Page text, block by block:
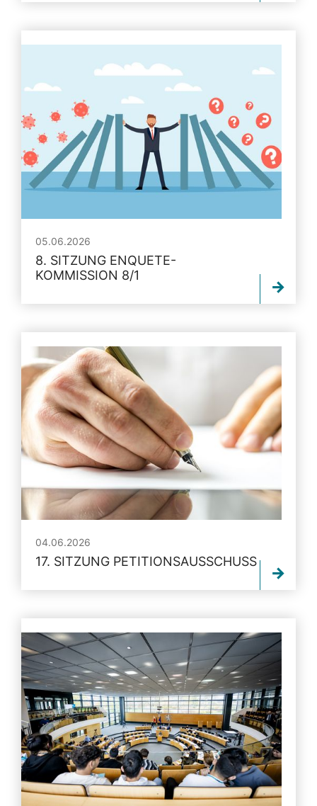
05.06.2026
8. SITZUNG ENQUETE-
KOMMISSION 8/1
04.06.2026
17. SITZUNG PETITIONSAUSSCHUSS